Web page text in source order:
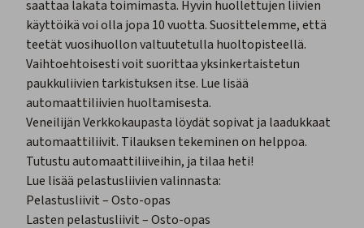
saattaa lakata toimimasta. Hyvin huollettujen liivien
käyttöikä voi olla jopa 10 vuotta. Suosittelemme, että
teetät vuosihuollon valtuutetulla huoltopisteellä.
Vaihtoehtoisesti voit suorittaa yksinkertaistetun
paukkuliivien tarkistuksen itse. Lue lisää
automaattiliivien huoltamisesta.
Veneilijän Verkkokaupasta löydät sopivat ja laadukkaat
automaattiliivit. Tilauksen tekeminen on helppoa.
Tutustu automaattiliiveihin, ja tilaa heti!
Lue lisää pelastusliivien valinnasta:
Pelastusliivit – Osto-opas
Lasten pelastusliivit – Osto-opas